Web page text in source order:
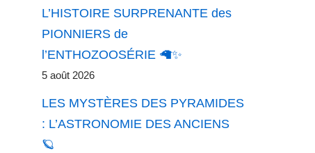
L’HISTOIRE SURPRENANTE des
PIONNIERS de
l’ENTHOZOOSÉRIE 🦙✨
5 août 2026
LES MYSTÈRES DES PYRAMIDES
: L’ASTRONOMIE DES ANCIENS
🪐